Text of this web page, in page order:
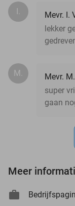
I.
Mevr. I.
lekker
M.
Mevr.
super
gaan
Meer